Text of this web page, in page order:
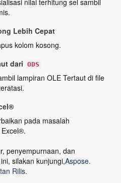
nilai terhitung sel sambil
Lebih Cepat
kolom kosong.
dari ODS
lampiran OLE Tertaut di file
pada masalah
penyempurnaan, dan
silakan kunjungi,Aspose.
Rilis.